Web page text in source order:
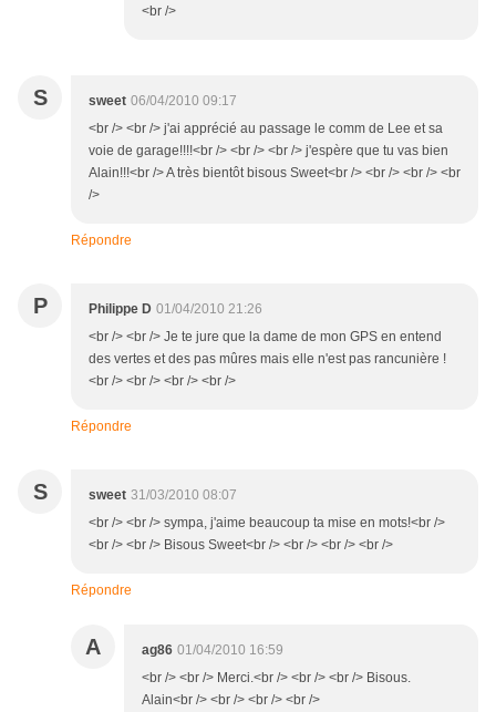
<br />
S sweet 06/04/2010 09:17
<br /> <br /> j'ai apprécié au passage le comm de Lee et sa
voie de garage!!!!<br /> <br /> <br /> j'espère que tu vas bien
Alain!!!<br /> A très bientôt bisous Sweet<br /> <br /> <br /> <br
/>
Répondre
P Philippe D 01/04/2010 21:26
<br /> <br /> Je te jure que la dame de mon GPS en entend
des vertes et des pas mûres mais elle n'est pas rancunière !
<br /> <br /> <br /> <br />
Répondre
S sweet 31/03/2010 08:07
<br /> <br /> sympa, j'aime beaucoup ta mise en mots!<br />
<br /> <br /> Bisous Sweet<br /> <br /> <br /> <br />
Répondre
A ag86 01/04/2010 16:59
<br /> <br /> Merci.<br /> <br /> <br /> Bisous.
Alain<br /> <br /> <br /> <br />